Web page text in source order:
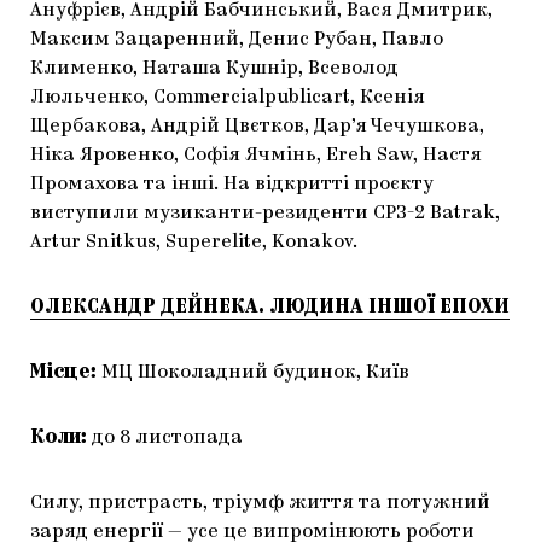
Ануфрієв, Андрій Бабчинський, Вася Дмитрик,
Максим Зацаренний, Денис Рубан, Павло
Клименко, Наташа Кушнір, Всеволод
Люльченко, Commercialpublicart, Ксенія
Щербакова, Андрій Цвєтков, Дар’я Чечушкова,
Ніка Яровенко, Софія Ячмінь, Ereh Saw, Настя
Промахова та інші. На відкритті проєкту
виступили музиканти-резиденти СРЗ-2 Batrak,
Artur Snitkus, Superelite, Konakov.
ОЛЕКСАНДР ДЕЙНЕКА. ЛЮДИНА ІНШОЇ ЕПОХИ
Місце: МЦ Шоколадний будинок, Київ
Коли: до 8 листопада
Силу, пристрасть, тріумф життя та потужний
заряд енергії — усе це випромінюють роботи